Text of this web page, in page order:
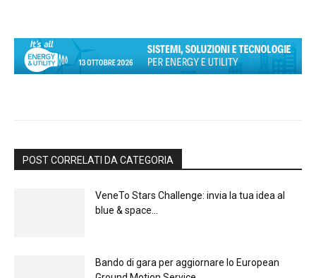
POST CORRELATI DA CATEGORIA
VeneTo Stars Challenge: invia la tua idea al
blue & space...
Bando di gara per aggiornare lo European